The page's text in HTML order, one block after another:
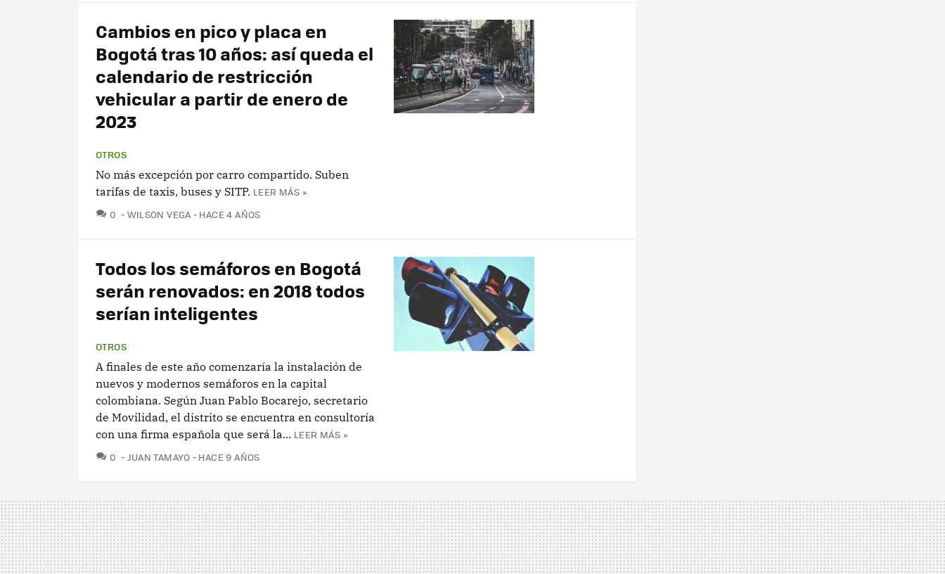
Cambios en pico y placa en
Bogotá tras 10 años: así queda el
calendario de restricción
vehicular a partir de enero de
2023
OTROS
No más excepción por carro compartido. Suben
tarifas de taxis, buses y SITP. LEER MÁS »
0 COMENTARIOS
WILSON VEGA HACE 4 AÑOS
Todos los semáforos en Bogotá
serán renovados: en 2018 todos
serían inteligentes
OTROS
A finales de este año comenzaría la instalación de
nuevos y modernos semáforos en la capital
colombiana. Según Juan Pablo Bocarejo, secretario
de Movilidad, el distrito se encuentra en consultoría
con una firma española que será la... LEER MÁS »
0 COMENTARIOS
JUAN TAMAYO HACE 9 AÑOS